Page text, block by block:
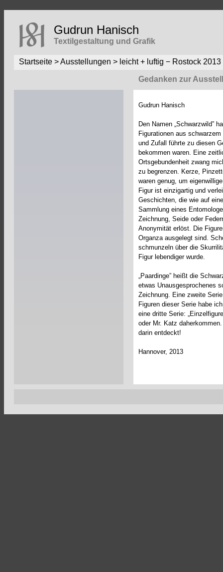
Gudrun Hanisch
Textilgestaltung und Grafik
Startseite >Ausstellungen > leicht + luftig − Rostock 2013
Gedanken zur
Gudrun Hanisch
Den Namen „Schwarzwild”
Figurationen aus
und Zufall führte zu diesen
bekommen waren. Eine
Ortsgebundenheit zwang
zu begrenzen. Kerze,
waren genug, um
Figur ist einzigartig und
Geschichten, die wie auf
Sammlung eines
Zeichnung, Seide oder
Anonymität erlöst. Die
Organza ausgelegt sind.
schmunzeln über die
Figur lebendiger wurde.
„Paardinge” heißt die
etwas Unausgesprochenes
Zeichnung. Eine zweite
Figuren dieser Serie habe
eine dritte Serie:
oder Mr. Katz
darin entdeckt!
Hannover, 2013